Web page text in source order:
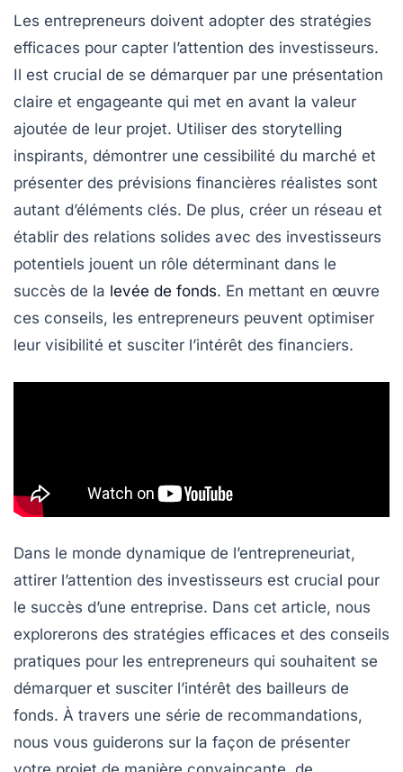
Les entrepreneurs doivent adopter des stratégies
efficaces pour capter l’attention des investisseurs.
Il est crucial de se démarquer par une présentation
claire et engageante qui met en avant la valeur
ajoutée de leur projet. Utiliser des storytelling
inspirants, démontrer une cessibilité du marché et
présenter des prévisions financières réalistes sont
autant d’éléments clés. De plus, créer un réseau et
établir des relations solides avec des investisseurs
potentiels jouent un rôle déterminant dans le
succès de la levée de fonds. En mettant en œuvre
ces conseils, les entrepreneurs peuvent optimiser
leur visibilité et susciter l’intérêt des financiers.
Dans le monde dynamique de l’entrepreneuriat,
attirer l’attention des investisseurs est crucial pour
le succès d’une entreprise. Dans cet article, nous
explorerons des stratégies efficaces et des conseils
pratiques pour les entrepreneurs qui souhaitent se
démarquer et susciter l’intérêt des bailleurs de
fonds. À travers une série de recommandations,
nous vous guiderons sur la façon de présenter